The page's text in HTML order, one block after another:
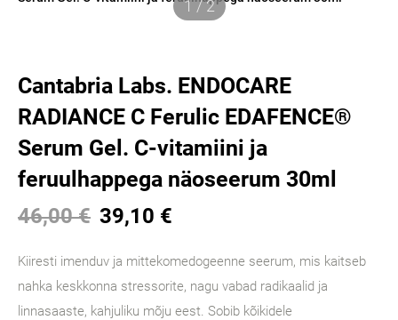
1 / 2
Cantabria Labs. ENDOCARE
RADIANCE C Ferulic EDAFENCE®
Serum Gel. C-vitamiini ja
feruulhappega näoseerum 30ml
46,00 € 39,10 €
Kiiresti imenduv ja mittekomedogeenne seerum, mis kaitseb
nahka keskkonna stressorite, nagu vabad radikaalid ja
linnasaaste, kahjuliku mõju eest. Sobib kõikidele